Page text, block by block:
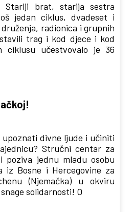
Stariji brat, starija sestra
jedan ciklus, dvadeset i
radionica i grupnih
trag i kod djece i kod
ciklusu učestvovalo je 36
upoznati divne ljude i učiniti
Stručni centar za
poziva jednu mladu osobu
iz Bosne i Hercegovine za
(Njemačka) u okviru
solidarnosti! O